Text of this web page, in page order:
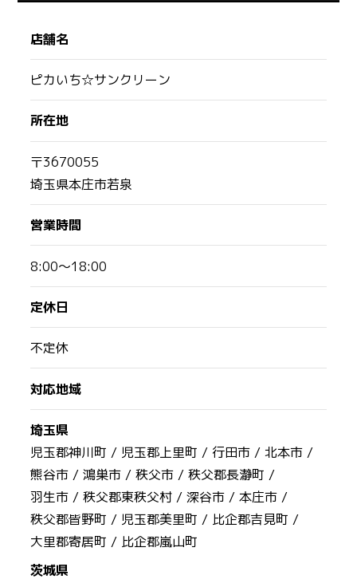
店舗名
ピカいち☆サンクリーン
所在地
〒3670055
埼玉県本庄市若泉
営業時間
8:00～18:00
定休日
不定休
対応地域
埼玉県
児玉郡神川町 / 児玉郡上里町 / 行田市 /北本市 /
熊谷市 /鴻巣市 /秩父市 /秩父郡長瀞町 /
羽生市 /秩父郡東秩父村 /深谷市 /本庄市 /
秩父郡皆野町 / 児玉郡美里町 / 比企郡吉見町 /
大里郡寄居町 / 比企郡嵐山町
茨城県